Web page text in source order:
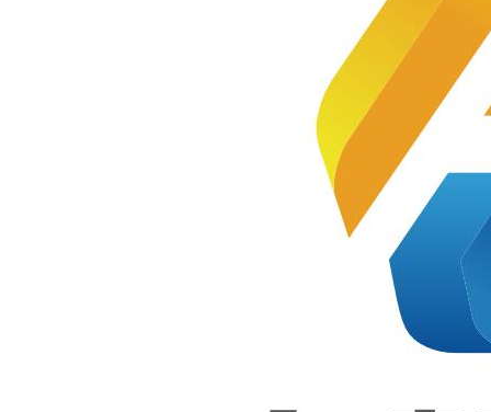
程序开
发职业
技能等
级证书
第一次
全国统
考成功
举行！
1+X证